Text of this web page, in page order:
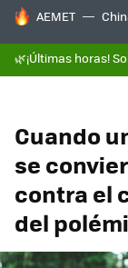
HOY SE HABLA
AEMET
🌿¡Últimas horas!
Cuando
se
contra el
del